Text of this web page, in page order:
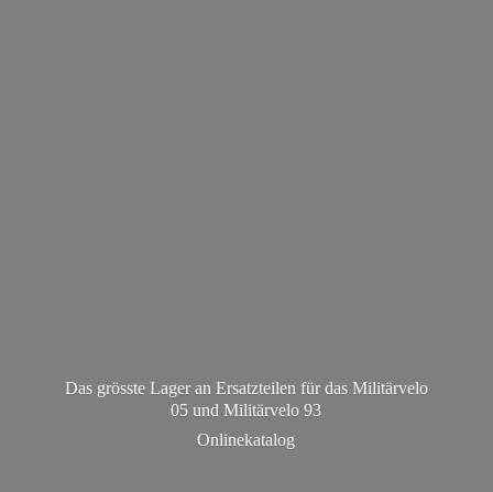
Das grösste Lager an Ersatzteilen für das Militärvelo
05 und Militärvelo 93
Onlinekatalog